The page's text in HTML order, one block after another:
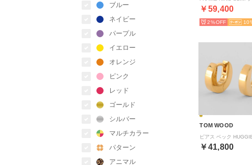
ブルー
ネイビー
パープル
イエロー
オレンジ
ピンク
レッド
ゴールド
シルバー
マルチカラー
パターン
アニマル
￥59,400
2% 10
TOM WOOD
￥41,800